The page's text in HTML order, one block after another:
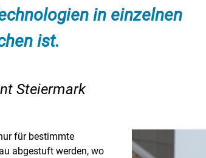
in einzelnen
ist.
Steiermark
für bestimmte
abgestuft werden, wo